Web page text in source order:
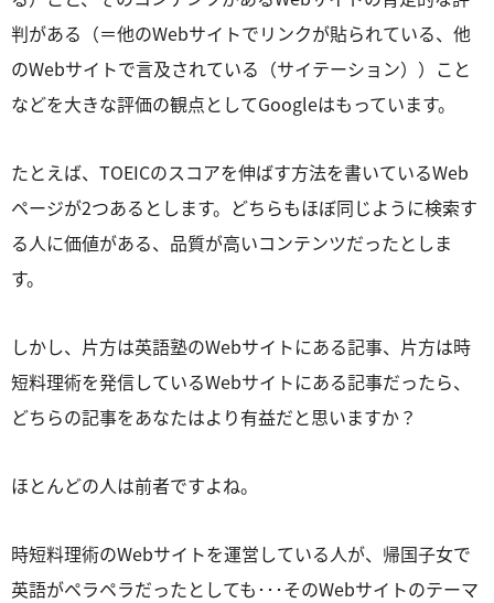
判がある（＝他のWebサイトでリンクが貼られている、他
のWebサイトで言及されている（サイテーション））こと
などを大きな評価の観点としてGoogleはもっています。
たとえば、TOEICのスコアを伸ばす方法を書いているWeb
ページが2つあるとします。どちらもほぼ同じように検索す
る人に価値がある、品質が高いコンテンツだったとしま
す。
しかし、片方は英語塾のWebサイトにある記事、片方は時
短料理術を発信しているWebサイトにある記事だったら、
どちらの記事をあなたはより有益だと思いますか？
ほとんどの人は前者ですよね。
時短料理術のWebサイトを運営している人が、帰国子女で
英語がペラペラだったとしても･･･そのWebサイトのテーマ